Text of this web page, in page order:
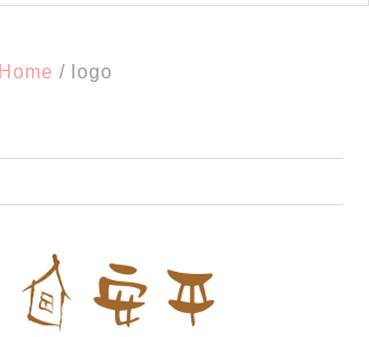
Home / logo